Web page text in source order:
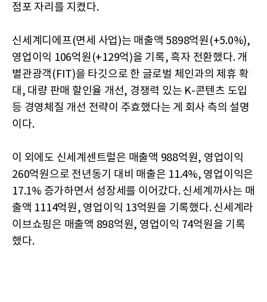
점포 자리를 지켰다.
신세계디에프(면세 사업)는 매출액 5898억원(+5.0%),
영업이익 106억원(+129억)을 기록, 흑자 전환했다. 개
별관광객(FIT)을 타깃으로 한 글로벌 체인과의 제휴 확
대, 대량 판매 할인율 개선, 경쟁력 있는 K-콘텐츠 도입
등 경영체질 개선 전략이 주효했다는 게 회사 측의 설명
이다.
이 외에도 신세계센트럴은 매출액 988억원, 영업이익
260억원으로 전년동기 대비 매출은 11.4%, 영업이익은
17.1% 증가하면서 성장세를 이어갔다. 신세계까사는 매
출액 1114억원, 영업이익 13억원을 기록했다. 신세계라
이브쇼핑은 매출액 898억원, 영업이익 74억원을 기록
했다.